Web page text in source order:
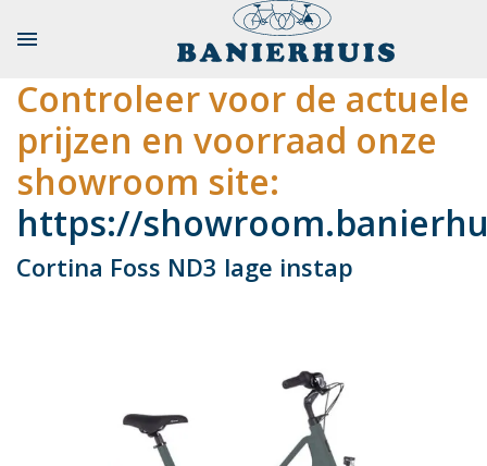

Controleer voor de actuele
prijzen en voorraad onze
showroom site:
https://
Cortina Foss ND3 lage instap